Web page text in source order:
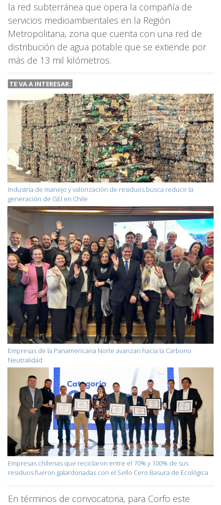
la red subterránea que opera la compañía de
servicios medioambientales en la Región
Metropolitana, zona que cuenta con una red de
distribución de agua potable que se extiende por
más de 13 mil kilómetros.
TE VA A INTERESAR:
Industria de manejo y valorización de residuos busca reducir la
generación de GEI en Chile
Empresas de la Panamericana Norte avanzan hacia la Carbono
Neutralidad
Empresas chilenas que reciclaron entre el 70% y 100% de sus
residuos fueron galardonadas con el Sello Cero Basura de Ecológica
En términos de convocatoria, para Corfo este